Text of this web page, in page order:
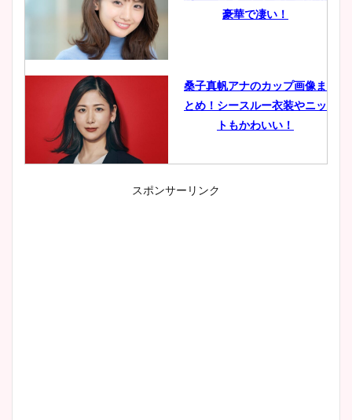
豪華で凄い！
桑子真帆アナのカップ画像ま
とめ！シースルー衣装やニッ
トもかわいい！
小室瑛莉子のカップ画像まと
スポンサーリンク